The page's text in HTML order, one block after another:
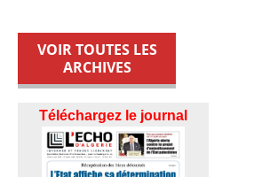
VOIR TOUTES LES
ARCHIVES